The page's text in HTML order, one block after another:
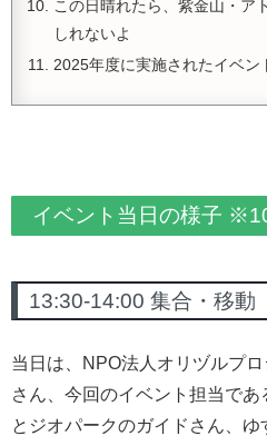
この日晴れたら、紫金山・ア
しれないよ
2025年度に実施されたイベン
イベント当日の様子
13:30-14:00 集合・移動
当日は、NPO法人オリヅルプ
さん、今回のイベント担当で
とジオパークのガイドさん、